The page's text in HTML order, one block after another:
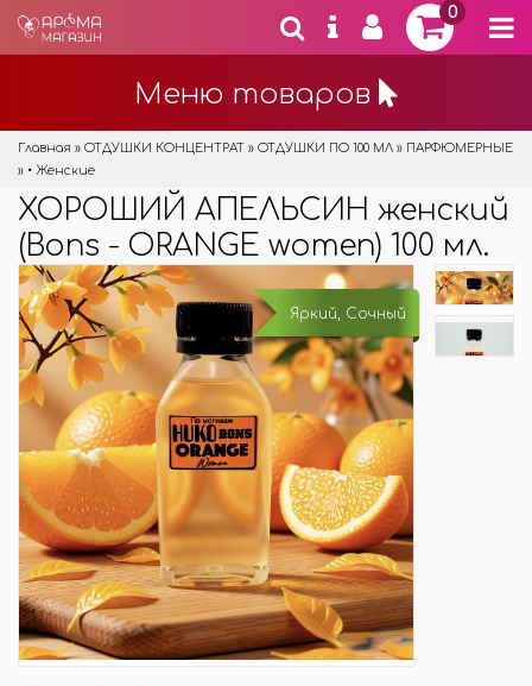
0
Меню товаров
Главная » ОТДУШКИ КОНЦЕНТРАТ » ОТДУШКИ ПО 100 МЛ » ПАРФЮМЕРНЫЕ
» • Женские
ХОРОШИЙ АПЕЛЬСИН женский
(Bons - ORANGE women) 100 мл.
Яркий, Сочный